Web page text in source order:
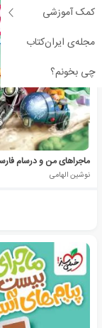
کمک آموزشی
مجله‌ی ایران‌کتاب
چی بخونم؟
نوشین الهامی